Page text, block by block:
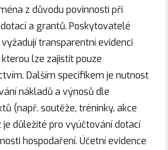
z důvodu povinnosti při
a grantů. Poskytovatelé
transparentní evidenci
lze zajistit pouze
Dalším specifikem je nutnost
nákladů a výnosů dle
(např. soutěže, tréninky, akce
je důležité pro vyúčtování dotací
hospodaření. Účetní evidence